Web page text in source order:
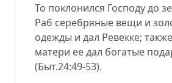
То поклонился Господу до
Раб серебряные вещи и
одежды и дал Ревекке;
матери ее дал богатые
(Быт.24:49-53).